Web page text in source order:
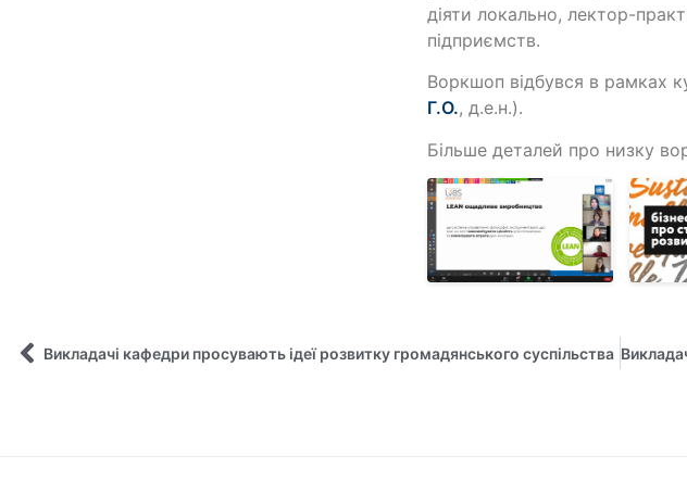
діяти локально, лектор-
підприємств.
Воркшоп відбувся в рамках
Г.О., д.е.н.).
Більше деталей про низку
Викладачі кафедри просувають ідеї розвитку громадянського суспільства